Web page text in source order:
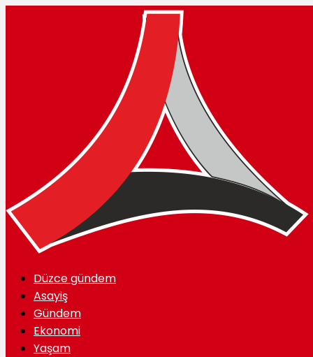
Düzce gündem
Asayiş
Gündem
Ekonomi
Yaşam